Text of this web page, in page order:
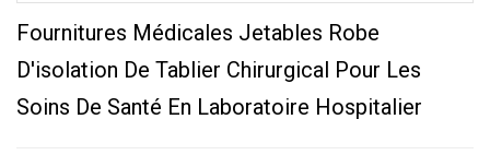
Fournitures Médicales Jetables Robe
D'isolation De Tablier Chirurgical Pour Les
Soins De Santé En Laboratoire Hospitalier